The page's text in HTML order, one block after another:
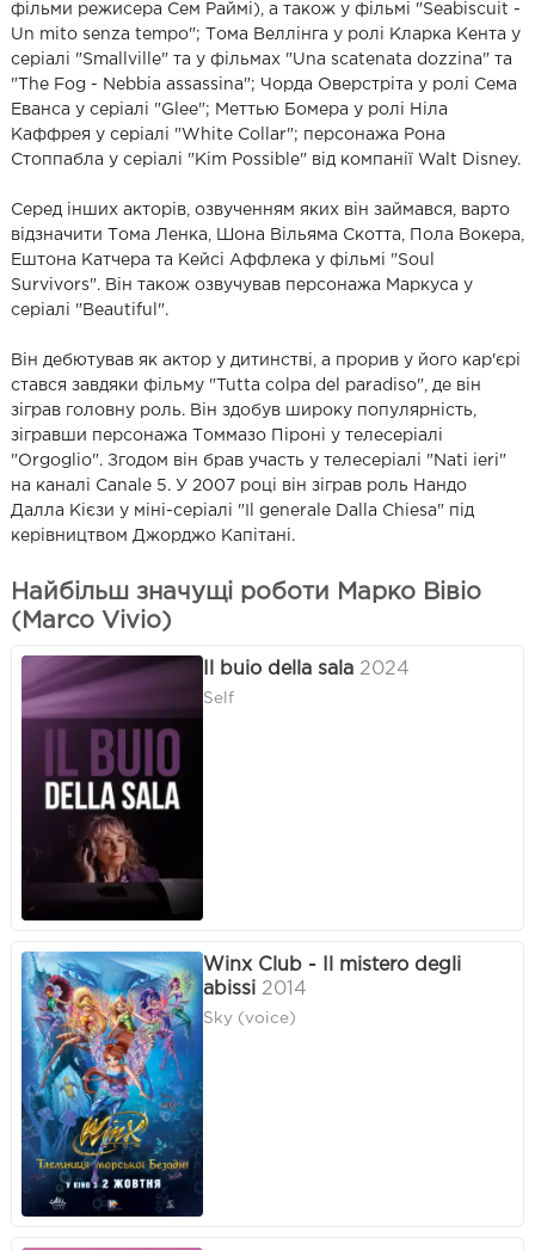
фільми режисера Сем Раймі), а також у фільмі "Seabiscuit -
Un mito senza tempo"; Тома Веллінга у ролі Кларка Кента у
серіалі "Smallville" та у фільмах "Una scatenata dozzina" та
"The Fog - Nebbia assassina"; Чорда Оверстріта у ролі Сема
Еванса у серіалі "Glee"; Меттью Бомера у ролі Ніла
Каффрея у серіалі "White Collar"; персонажа Рона
Стоппабла у серіалі "Kim Possible" від компанії Walt Disney.
Серед інших акторів, озвученням яких він займався, варто
відзначити Тома Ленка, Шона Вільяма Скотта, Пола Вокера,
Ештона Катчера та Кейсі Аффлека у фільмі "Soul
Survivors". Він також озвучував персонажа Маркуса у
серіалі "Beautiful".
Він дебютував як актор у дитинстві, а прорив у його кар'єрі
стався завдяки фільму "Tutta colpa del paradiso", де він
зіграв головну роль. Він здобув широку популярність,
зігравши персонажа Томмазо Піроні у телесеріалі
"Orgoglio". Згодом він брав участь у телесеріалі "Nati ieri"
на каналі Canale 5. У 2007 році він зіграв роль Нандо
Далла Кієзи у міні-серіалі "Il generale Dalla Chiesa" під
керівництвом Джорджо Капітані.
Найбільш значущі роботи Марко Вівіо
(Marco Vivio)
Il buio della sala 2024
Self
Winx Club - Il mistero degli
abissi 2014
Sky (voice)